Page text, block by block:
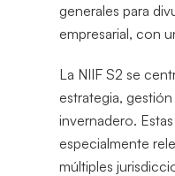
generales para
empresarial, con
La NIIF S2 se
estrategia,
invernadero.
especialmente
múltiples